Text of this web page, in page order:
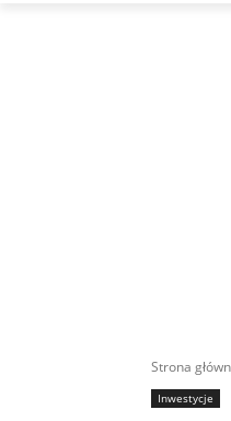
Strona
Inwestycje